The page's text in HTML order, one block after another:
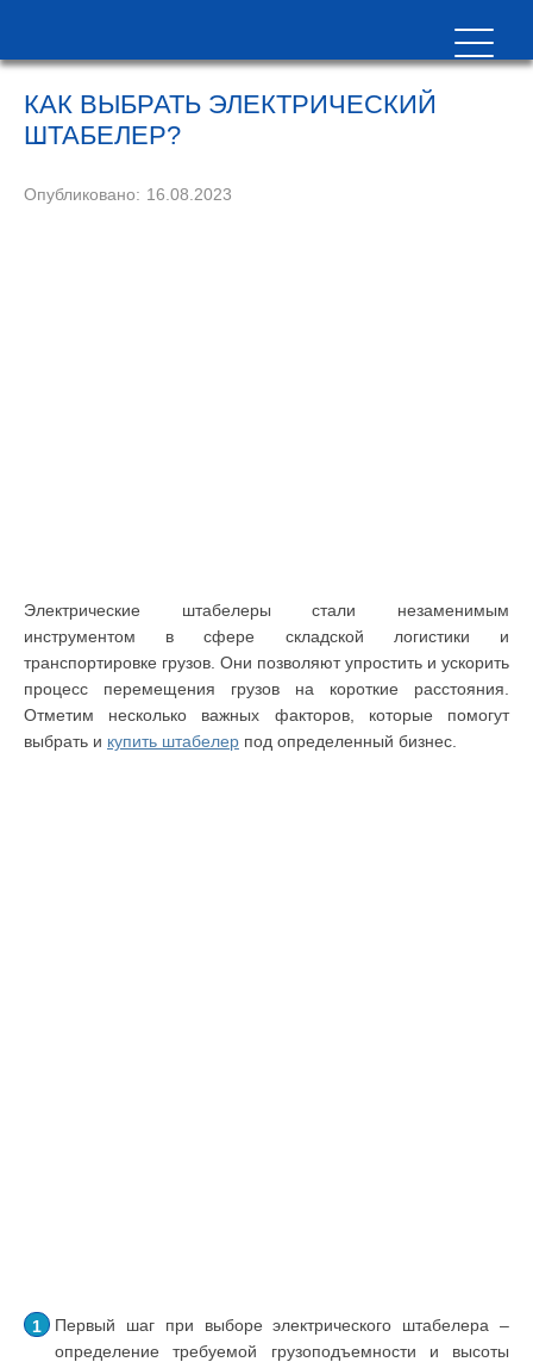
КАК ВЫБРАТЬ ЭЛЕКТРИЧЕСКИЙ
ШТАБЕЛЕР?
Опубликовано: 16.08.2023
Электрические штабелеры стали незаменимым
инструментом в сфере складской логистики и
транспортировке грузов. Они позволяют упростить и ускорить
процесс перемещения грузов на короткие расстояния.
Отметим несколько важных факторов, которые помогут
выбрать и купить штабелер под определенный бизнес.
Первый шаг при выборе электрического штабелера –
определение требуемой грузоподъемности и высоты